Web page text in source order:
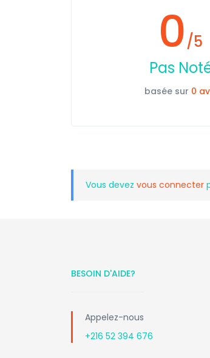
0/5
Pas
basée sur 0
Vous devez vous connecter
BESOIN D'AIDE?
Appelez-nous
+216 52 394 676